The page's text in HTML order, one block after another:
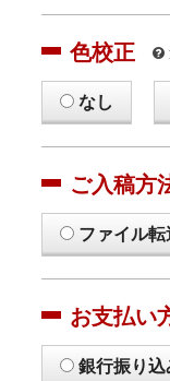
色校正
なし
ご入稿方
ファイル
お支払い
銀行振り込